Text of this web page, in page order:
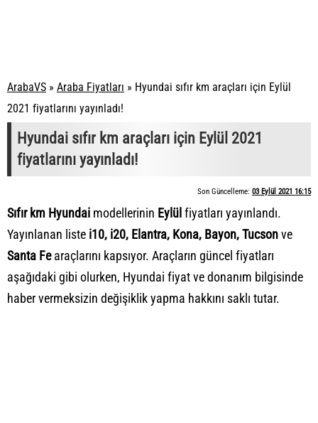
ArabaVS » Araba Fiyatları » Hyundai sıfır km araçları için Eylül
2021 fiyatlarını yayınladı!
Hyundai sıfır km araçları için Eylül 2021
fiyatlarını yayınladı!
Son Güncelleme: 03 Eylül 2021 16:15
Sıfır km Hyundai modellerinin Eylül fiyatları yayınlandı.
Yayınlanan liste i10, i20, Elantra, Kona, Bayon, Tucsonve
Santa Fearaçlarını kapsıyor. Araçların güncel fiyatları
aşağıdaki gibi olurken, Hyundai fiyat ve donanım bilgisinde
haber vermeksizin değişiklik yapma hakkını saklı tutar.